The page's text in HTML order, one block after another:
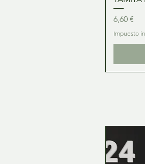
Precio
6,60 €
Impuesto